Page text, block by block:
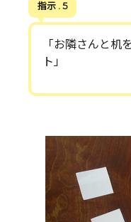
指示 . 5
「お隣さんと
ト」